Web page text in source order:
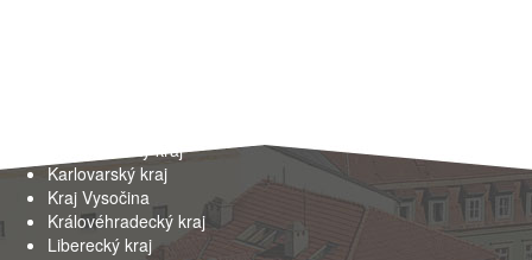
Jihomoravský kraj
Karlovarský kraj
Kraj Vysočina
Královéhradecký kraj
Liberecký kraj